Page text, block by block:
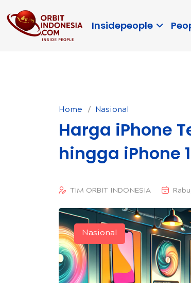
Insidepeople
Home Nasional
Harga iPhone
hingga iPhone
TIM ORBIT INDONESIA
Nasional